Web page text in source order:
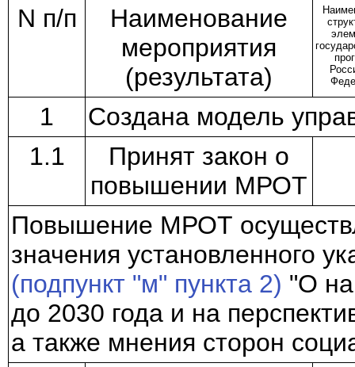
N п/п
Наименование
мероприятия
(результата)
1
Создана модель
1.1
Принят закон о
повышении МРОТ
Повышение МРОТ
значения установленного
(подпункт "м" пункта 2) "О
до 2030 года и на
а также мнения сторон